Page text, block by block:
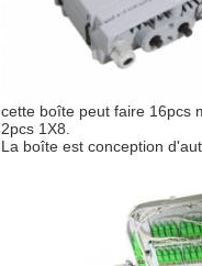
cette boîte peut faire 16pcs
2pcs 1X8.
La boîte est conception